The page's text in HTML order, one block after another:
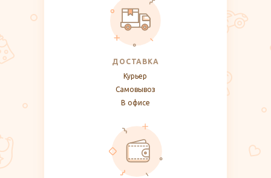
ДОСТАВКА
Курьер
Самовывоз
В офисе